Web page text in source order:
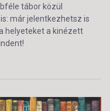
tábor közül
már jelentkezhetsz is
helyeteket a kinézett